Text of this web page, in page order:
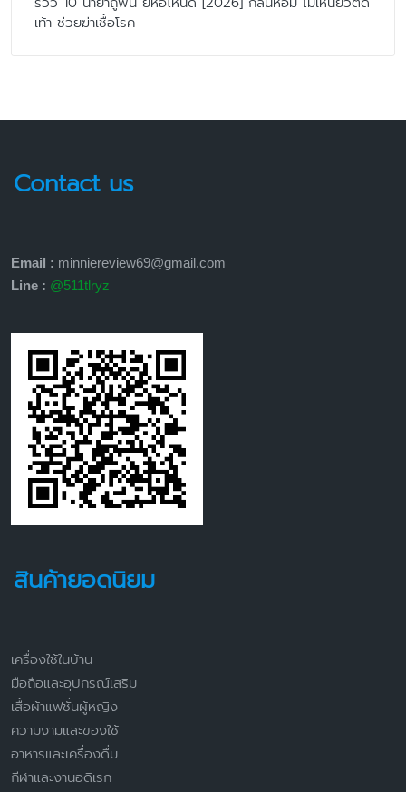
เท้า ช่วยฆ่าเชื้อโรค
Contact us
Email : minniereview69@gmail.com
Line : @511tlryz
สินค้ายอดนิยม
เครื่องใช้ในบ้าน
มือถือและอุปกรณ์เสริม
เสื้อผ้าแฟชั่นผู้หญิง
ความงามและของใช้
อาหารและเครื่องดื่ม
กีฬาและงานอดิเรก